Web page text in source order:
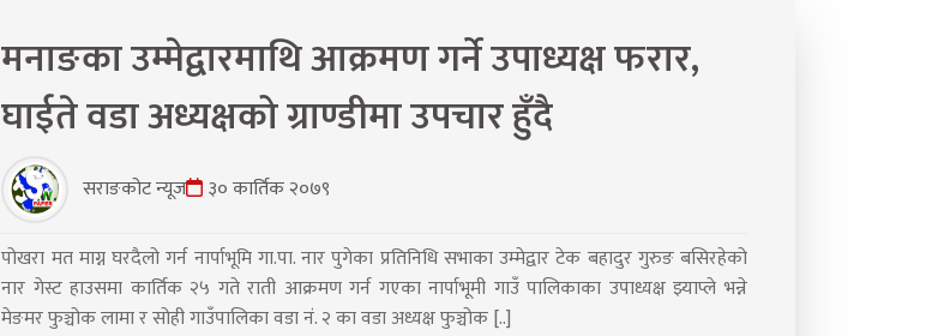
मनाङका उम्मेद्वारमाथि आक्रमण गर्ने उपाध्यक्ष फरार,
घाईते वडा अध्यक्षको ग्राण्डीमा उपचार हुँदै
सराङकोट न्यूज ३० कार्तिक २०७९
पोखरा मत माग्न घरदैलो गर्न नार्पाभूमि गा.पा. नार पुगेका प्रतिनिधि सभाका उम्मेद्वार टेक बहादुर गुरुङ बसिरहेको
नार गेस्ट हाउसमा कार्तिक २५ गते राती आक्रमण गर्न गएका नार्पाभूमी गाउँ पालिकाका उपाध्यक्ष झ्याप्ले भन्ने
मेङमर फुञ्चोक लामा र सोही गाउँपालिका वडा नं. २ का वडा अध्यक्ष फुञ्चोक [..]